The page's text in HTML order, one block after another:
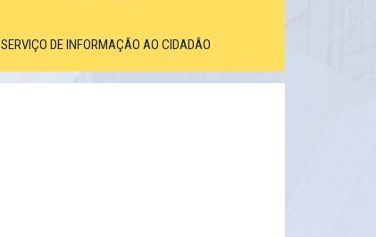
SERVIÇO DE INFORMAÇÃO AO CIDADÃO